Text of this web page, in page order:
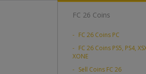
FC 26 Coins
FC 26 Coins PC
FC 26 Coins PS5, PS4,
XONE
Sell Coins FC 26